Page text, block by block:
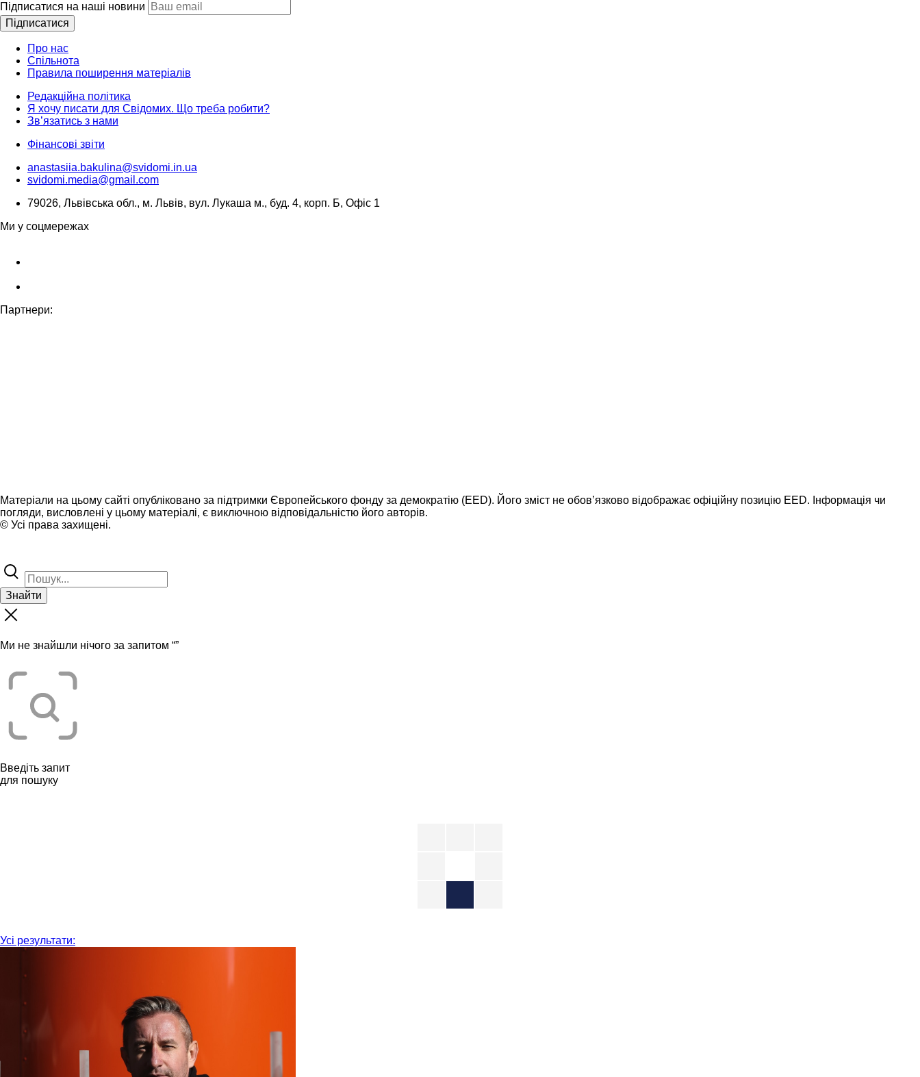
Підписатися на наші новини
Підписатися
Про нас
Спільнота
Правила поширення матеріалів
Редакційна політика
Я хочу писати для Свідомих. Що треба робити?
Зв’язатись з нами
Фінансові звіти
anastasiia.bakulina@svidomi.in.ua
svidomi.media@gmail.com
79026, Львівська обл., м. Львів, вул. Лукаша м., буд. 4, корп. Б, Офіс 1
Ми у соцмережах
Партнери:
Матеріали на цьому сайті опубліковано за підтримки Європейського фонду за демократію (EED). Його зміст не обов’язково відображає офіційну позицію EED. Інформація чи
погляди, висловлені у цьому матеріалі, є виключною відповідальністю його авторів.
© Усі права захищені.
Знайти
Ми не знайшли нічого за запитом “”
Введіть запит
для пошуку
Усі результати: